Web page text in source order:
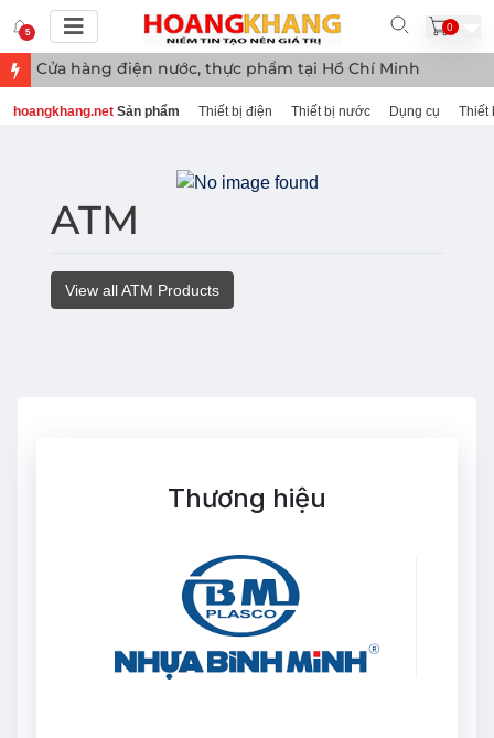
5 0
Cửa hàng điện nước, thực phẩm tại Hồ Chí Minh
hoangkhang.net Sản phẩm Thiết bị điện Thiết bị nước Dụng cụ Thiết
ATM
View all ATM Products
Thương hiệu